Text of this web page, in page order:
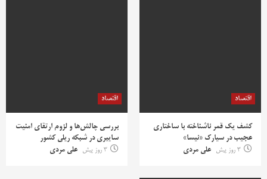
اقتصاد
کشف یک قمر ناشناخته با ساختاری
عجیب در سیارک «نیسا»
3 روز پیش
علی مردی
اقتصاد
بررسی چالش‌ها و لزوم ارتقای امنیت
سایبری در شبکه ریلی کشور
3 روز پیش
علی مردی